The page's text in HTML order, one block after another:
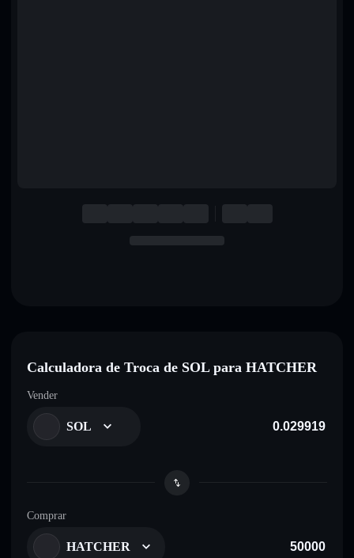
Calculadora de Troca de SOL para HATCHER
Vender
SOL
Comprar
HATCHER